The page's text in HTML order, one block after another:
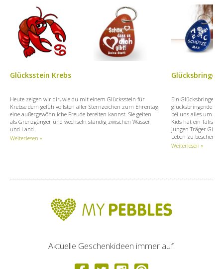
Glücksstein Krebs
Heute zeigen wir dir, wie du mit einem Glücksstein für
Krebse dem gefühlvollsten aller Sternzeichen zum Ehrentag
eine außergewöhnliche Freude bereiten kannst. Sie gelten
als Grenzgänger und wechseln ständig zwischen Wasser
und Land.
Weiterlesen »
Glücksbringer
Ein Glücksbringer
glücksbringende
bei uns alles um
Kids hat ein
jungen Träger
Leben zu bescheren.
Weiterlesen »
Aktuelle Geschenkideen immer auf: